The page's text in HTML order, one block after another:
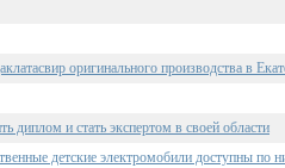
оригинального производства в
диплом и стать экспертом в своей области
детские электромобили доступны по